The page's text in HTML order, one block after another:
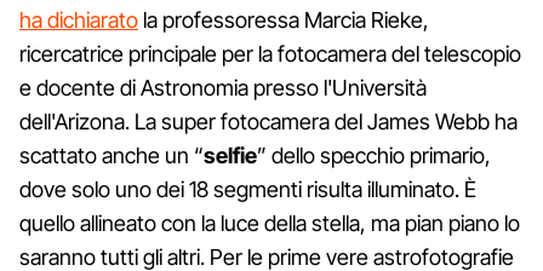
ha dichiarato la professoressa Marcia Rieke,
ricercatrice principale per la fotocamera del telescopio
e docente di Astronomia presso l'Università
dell'Arizona. La super fotocamera del James Webb ha
scattato anche un “selfie” dello specchio primario,
dove solo uno dei 18 segmenti risulta illuminato. È
quello allineato con la luce della stella, ma pian piano lo
saranno tutti gli altri. Per le prime vere astrofotografie